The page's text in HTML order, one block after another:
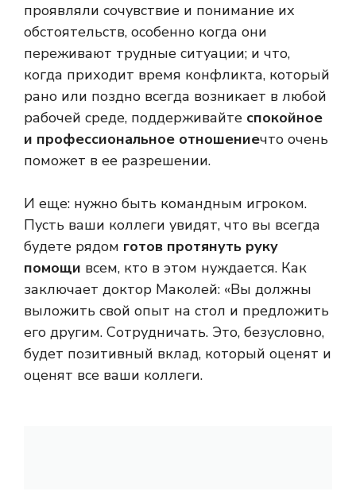
проявляли сочувствие и понимание их
обстоятельств, особенно когда они
переживают трудные ситуации; и что,
когда приходит время конфликта, который
рано или поздно всегда возникает в любой
рабочей среде, поддерживайте спокойное
и профессиональное отношениечто очень
поможет в ее разрешении.
И еще: нужно быть командным игроком.
Пусть ваши коллеги увидят, что вы всегда
будете рядом готов протянуть руку
помощи всем, кто в этом нуждается. Как
заключает доктор Маколей: «Вы должны
выложить свой опыт на стол и предложить
его другим. Сотрудничать. Это, безусловно,
будет позитивный вклад, который оценят и
оценят все ваши коллеги.